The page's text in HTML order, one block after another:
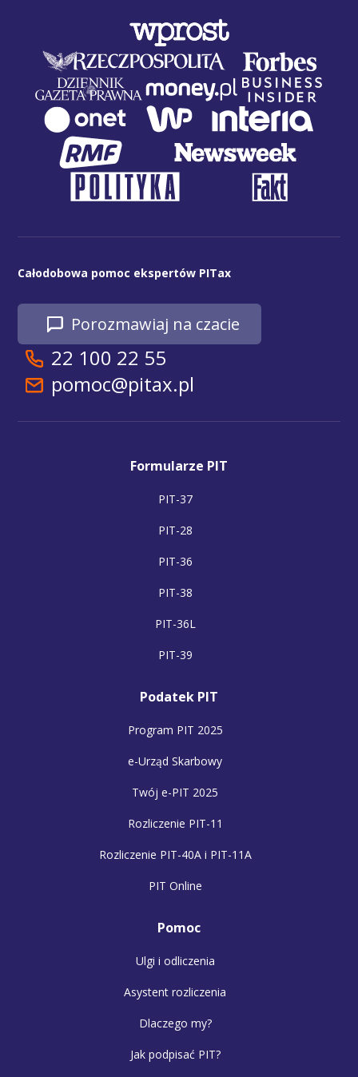
Całodobowa pomoc ekspertów PITax
Porozmawiaj na czacie
22 100 22 55
pomoc@pitax.pl
Formularze PIT
PIT-37
PIT-28
PIT-36
PIT-38
PIT-36L
PIT-39
Podatek PIT
Program PIT 2025
e-Urząd Skarbowy
Twój e-PIT 2025
Rozliczenie PIT-11
Rozliczenie PIT-40A i PIT-11A
PIT Online
Pomoc
Ulgi i odliczenia
Asystent rozliczenia
Dlaczego my?
Jak podpisać PIT?